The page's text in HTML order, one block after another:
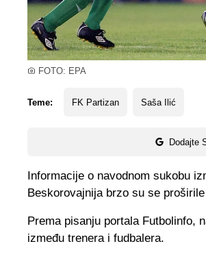
FOTO: EPA
Teme: FK Partizan Saša Ilić
Dodajte
Informacije o navodnom sukobu
Beskorovajnija brzo su se
Prema pisanju portala Futbolinfo,
između trenera i fudbalera.